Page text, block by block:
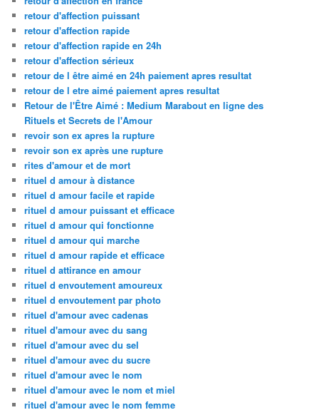
retour d'affection puissant
retour d'affection rapide
retour d'affection rapide en 24h
retour d'affection sérieux
retour de l être aimé en 24h paiement apres resultat
retour de l etre aimé paiement apres resultat
Retour de l'Être Aimé : Medium Marabout en ligne des
Rituels et Secrets de l'Amour
revoir son ex apres la rupture
revoir son ex après une rupture
rites d'amour et de mort
rituel d amour à distance
rituel d amour facile et rapide
rituel d amour puissant et efficace
rituel d amour qui fonctionne
rituel d amour qui marche
rituel d amour rapide et efficace
rituel d attirance en amour
rituel d envoutement amoureux
rituel d envoutement par photo
rituel d'amour avec cadenas
rituel d'amour avec du sang
rituel d'amour avec du sel
rituel d'amour avec du sucre
rituel d'amour avec le nom
rituel d'amour avec le nom et miel
rituel d'amour avec le nom femme